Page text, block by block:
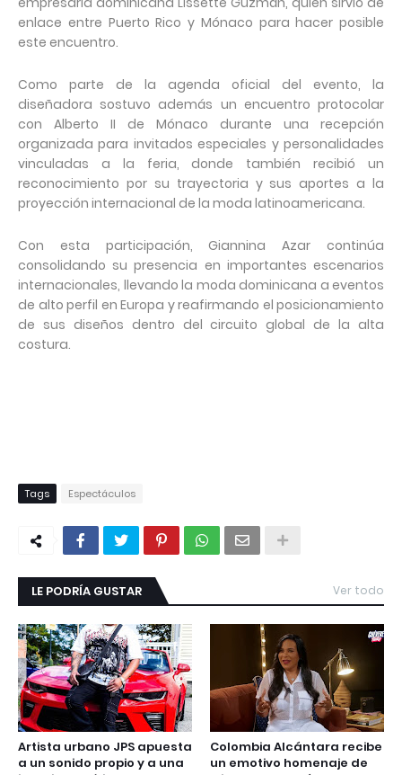
enlace entre Puerto Rico y Mónaco para hacer posible
este encuentro.
Como parte de la agenda oficial del evento, la
diseñadora sostuvo además un encuentro protocolar
con Alberto II de Mónaco durante una recepción
organizada para invitados especiales y personalidades
vinculadas a la feria, donde también recibió un
reconocimiento por su trayectoria y sus aportes a la
proyección internacional de la moda latinoamericana.
Con esta participación, Giannina Azar continúa
consolidando su presencia en importantes escenarios
internacionales, llevando la moda dominicana a eventos
de alto perfil en Europa y reafirmando el posicionamiento
de sus diseños dentro del circuito global de la alta
costura.
Tags Espectáculos
LE PODRÍA GUSTAR Ver todo
Artista urbano JPS apuesta
a un sonido propio y a una
Colombia Alcántara recibe
un emotivo homenaje de